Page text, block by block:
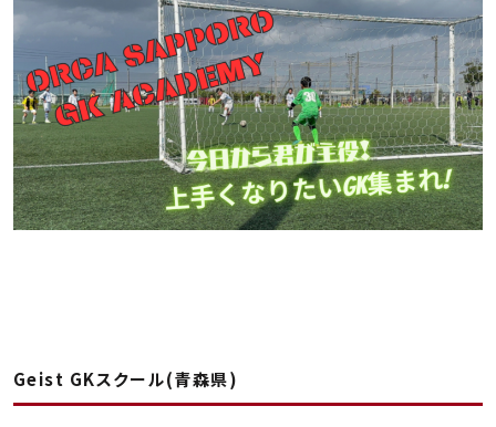
Geist GKスクール(青森県)